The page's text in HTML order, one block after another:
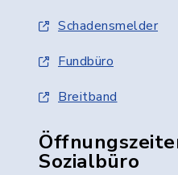
Schadensmelder
Fundbüro
Breitband
Sozialbüro